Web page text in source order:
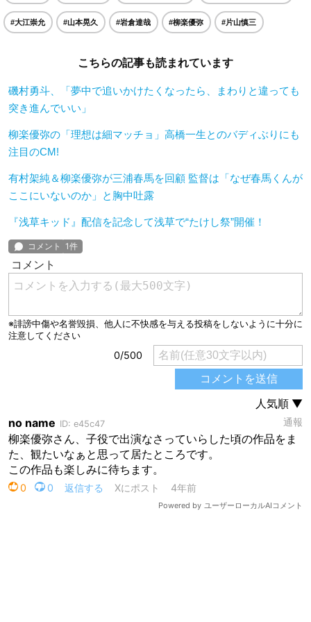
#大江崇允 #山本晃久 #岩倉達哉 #柳楽優弥 #片山慎三
こちらの記事も読まれています
磯村勇斗、「夢中で追いかけたくなったら、まわりと違っても
突き進んでいい」
柳楽優弥の「理想は細マッチョ」高橋一生とのバディぶりにも
注目のCM!
有村架純＆柳楽優弥が三浦春馬を回顧 監督は「なぜ春馬くんが
ここにいないのか」と胸中吐露
『浅草キッド』配信を記念して浅草で“たけし祭”開催！